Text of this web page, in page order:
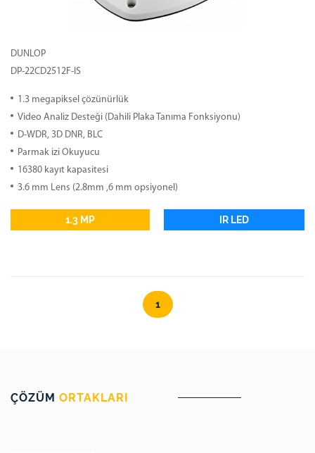
DUNLOP
DP-22CD2512F-IS
1.3 megapiksel çözünürlük
Video Analiz Desteği (Dahili Plaka Tanıma Fonksiyonu)
D-WDR, 3D DNR, BLC
Parmak izi Okuyucu
16380 kayıt kapasitesi
3.6 mm Lens (2.8mm ,6 mm opsiyonel)
1.3 MP IR LED
1
ÇÖZÜM ORTAKLARI